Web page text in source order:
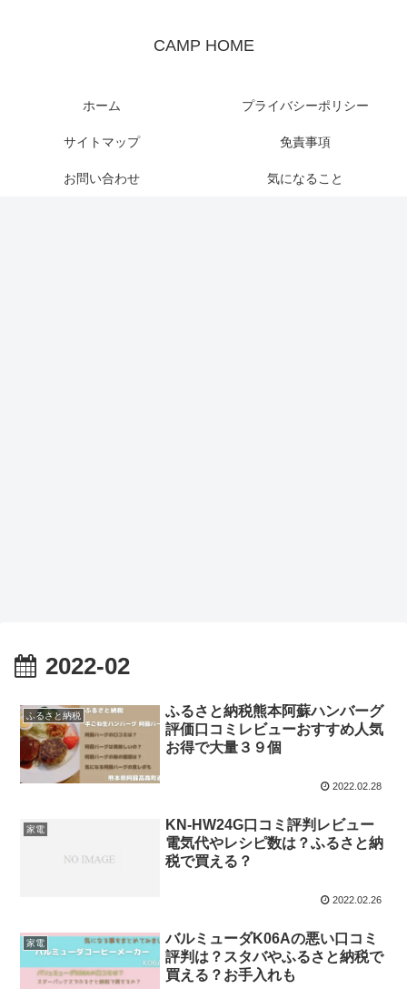
CAMP HOME
ホーム プライバシーポリシー
サイトマップ 免責事項
お問い合わせ 気になること
2022-02
ふるさと納税
ふるさと納税熊本阿蘇ハンバーグ
評価口コミレビューおすすめ人気
お得で大量３９個
2022.02.28
家電
KN-HW24G口コミ評判レビュー
電気代やレシピ数は？ふるさと納
税で買える？
2022.02.26
家電
バルミューダK06Aの悪い口コミ
評判は？スタバやふるさと納税で
買える？お手入れも